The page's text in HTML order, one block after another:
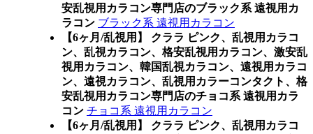
安乱視用カラコン専門店のブラック系 遠視用カ
ラコン ブラック系 遠視用カラコン
【6ヶ月/乱視用】 クララ ピンク、乱視用カラコ
ン、乱視カラコン、格安乱視用カラコン、激安乱
視用カラコン、韓国乱視カラコン、遠視用カラコ
ン、遠視カラコン、乱視用カラーコンタクト、格
安乱視用カラコン専門店のチョコ系 遠視用カラ
コン チョコ系 遠視用カラコン
【6ヶ月/乱視用】 クララ ピンク、乱視用カラコ